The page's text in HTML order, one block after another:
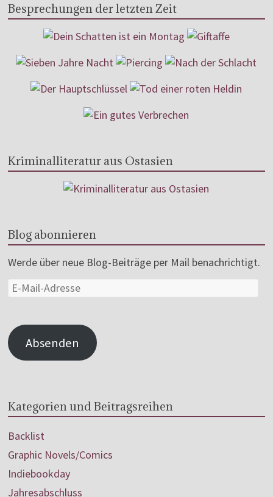
Besprechungen der letzten Zeit
Kriminalliteratur aus Ostasien
Blog abonnieren
Werde über neue Blog-Beiträge per Mail benachrichtigt.
Absenden
Kategorien und Beitragsreihen
Backlist
Graphic Novels/Comics
Indiebookday
Jahresabschluss